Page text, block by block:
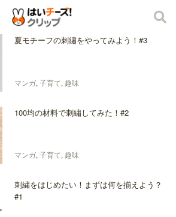
夏モチーフの刺繡をやってみよう！#3
マンガ,子育て, 趣味
100均の材料で刺繡してみた！#2
マンガ,子育て, 趣味
刺繍をはじめたい！まずは何を揃えよう？
#1